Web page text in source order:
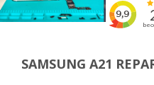
SAMSUNG A21